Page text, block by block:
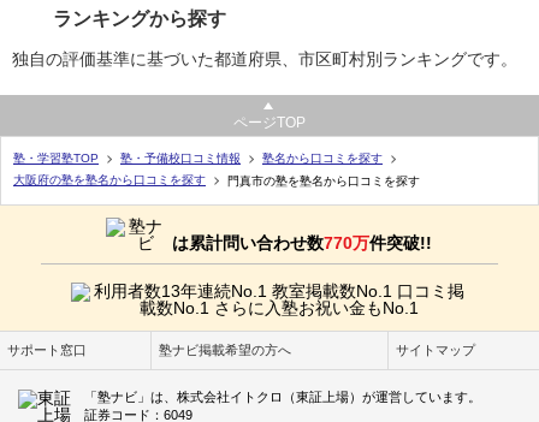
ランキングから探す
独自の評価基準に基づいた都道府県、市区町村別ランキングです。
ページTOP
塾・学習塾TOP 塾・予備校口コミ情報
塾名から口コミを探す
大阪府の塾を塾名から口コミを探す
門真市の塾を塾名から口コミを探す
は累計問い合わせ数770万件突破!!
サポート窓口 塾ナビ掲載希望の方へ サイトマップ
「塾ナビ」は、株式会社イトクロ（東証上場）が運営しています。
証券コード：6049